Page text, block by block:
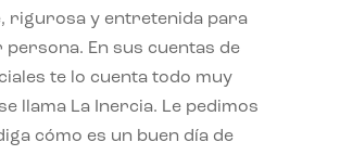
rigurosa y entretenida para
persona. En sus cuentas de
te lo cuenta todo muy
llama La Inercia. Le pedimos
cómo es un buen día de